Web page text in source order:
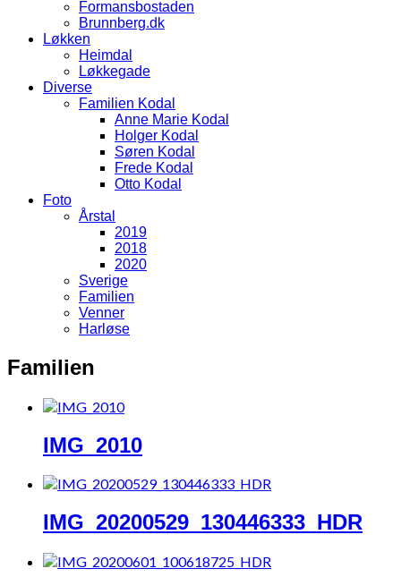
Formansbostaden
Brunnberg.dk
Løkken
Heimdal
Løkkegade
Diverse
Familien Kodal
Anne Marie Kodal
Holger Kodal
Søren Kodal
Frede Kodal
Otto Kodal
Foto
Årstal
2019
2018
2020
Sverige
Familien
Venner
Harløse
Familien
IMG_2010
IMG_20200529_130446333_HDR